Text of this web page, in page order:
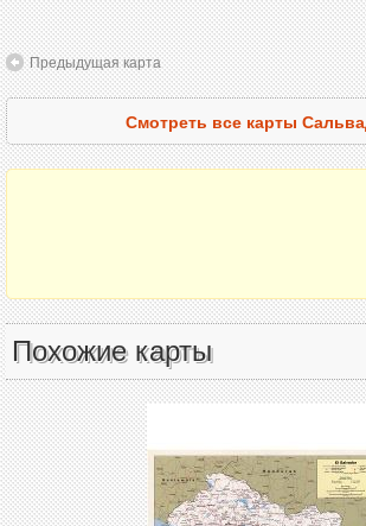
Предыдущая карта
Смотреть все карты
Похожие карты